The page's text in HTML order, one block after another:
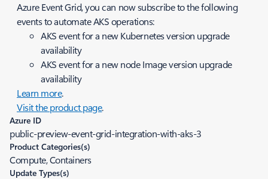
Azure Event Grid, you can now subscribe to the following
events to automate AKS operations:
AKS event for a new Kubernetes version upgrade
availability
AKS event for a new node Image version upgrade
availability
Learn more.
Visit the product page.
Azure ID
public-preview-event-grid-integration-with-aks-3
Product Categories(s)
Compute, Containers
Update Types(s)